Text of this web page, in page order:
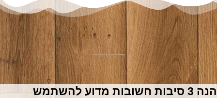
הנה 3 סיבות חשובות מדוע להשתמש